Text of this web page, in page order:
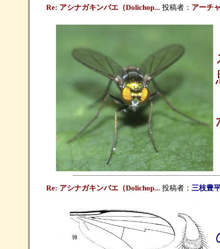
Re: アシナガキンバエ（Dolichop... 投稿者： アーチ
Re: アシナガキンバエ（Dolichop... 投稿者： 三枝豊